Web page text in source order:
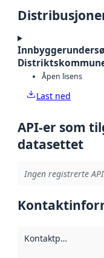
Åpen lisens
Last ned
API-er som
datasettet
Ingen registrerte
Kontaktpunkt